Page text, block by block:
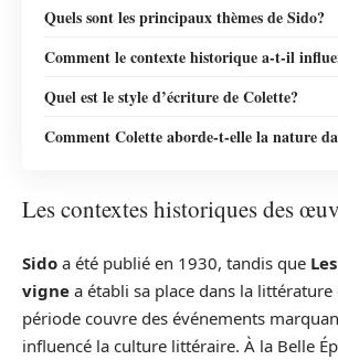
Quels sont les principaux thèmes de Sido?
Comment le contexte historique a-t-il
Quel est le style d’écriture de Colette?
Comment Colette aborde-t-elle la nature
Les contextes historiques des
Sido a été publié en 1930, tandis que
vigne a établi sa place dans la littérature
période couvre des événements
influencé la culture littéraire. À la Belle